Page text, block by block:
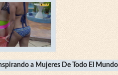
a Mujeres De Todo El Mundo